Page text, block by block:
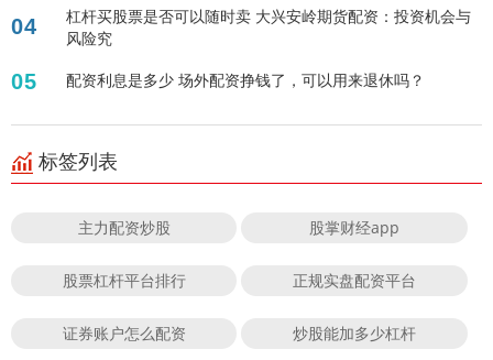
04
杠杆买股票是否可以随时卖 大兴安岭期货配资：投资机会与
风险究
05 配资利息是多少 场外配资挣钱了，可以用来退休吗？
标签列表
主力配资炒股 股掌财经app
股票杠杆平台排行 正规实盘配资平台
证券账户怎么配资 炒股能加多少杠杆